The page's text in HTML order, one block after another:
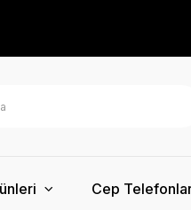
Cep